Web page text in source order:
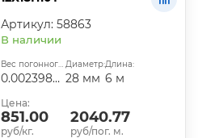
Артикул: 58863
В наличии
Вес погонного метра, т.:
0.00239808
Диаметр:
28 мм
Длина:
6 м
Цена:
851.00
руб/кг.
2040.77
руб/пог. м.